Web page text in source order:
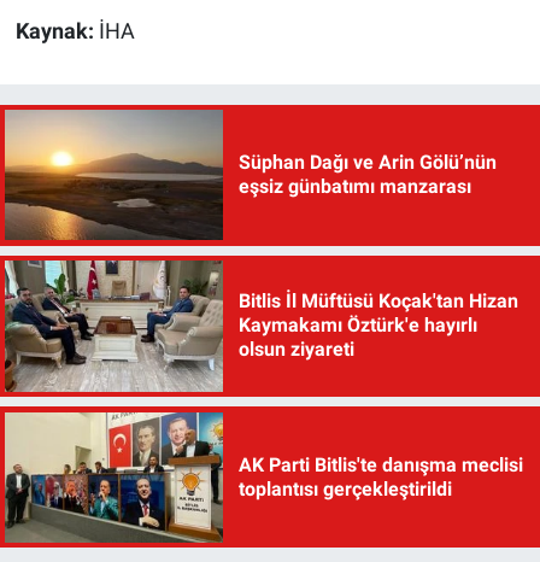
Kaynak: İHA
Süphan Dağı ve Arin Gölü’nün
eşsiz günbatımı manzarası
Bitlis İl Müftüsü Koçak'tan Hizan
Kaymakamı Öztürk'e hayırlı
olsun ziyareti
AK Parti Bitlis'te danışma meclisi
toplantısı gerçekleştirildi